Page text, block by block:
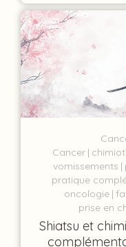
Cancer
vomissements
pratique
oncologie
prise en
Shiatsu et